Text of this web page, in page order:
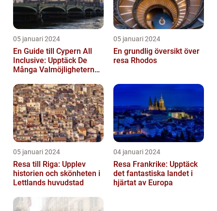
05 januari 2024
En Guide till Cypern All
Inclusive: Upptäck De
Många Valmöjligheterna
Semester...
05 januari 2024
En grundlig översikt över
resa Rhodos
05 januari 2024
Resa till Riga: Upplev
historien och skönheten i
Lettlands huvudstad
04 januari 2024
Resa Frankrike: Upptäck
det fantastiska landet i
hjärtat av Europa